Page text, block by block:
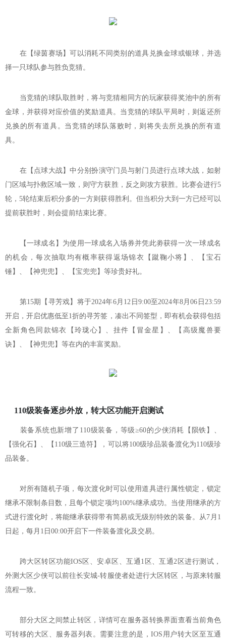
在【绿茵赛场】可以消耗不同类别的道具兑换金球或银球，并选
择一只球队参与胜负竞猜。
当竞猜的球队取胜时，将与竞猜相同方的玩家获得奖池中的所有
金球，并获得对应价值的奖励道具。当竞猜的球队平局时，则返还所
兑换的所有道具。当竞猜的球队落败时，则将失去所兑换的所有道
具。
在【点球大战】中分别扮演守门员与射门员进行点球大战，如射
门区域与扑救区域一致，则守方获胜，反之则攻方获胜。比赛会进行5
轮，5轮结束后积分多的一方则获得胜利。但当积分大到一方已经可以
提前获胜时，则会提前结束比赛。
【一球成名】为使用一球成名入场券并凭此劵获得一次一球成名
的机会，每次抽取均有概率获得返场锦衣【蹴鞠小将】、【宝石
锤】、【神兜兜】、【宝兜兜】等珍贵好礼。
第15期【寻芳戏】将于2024年6月12日9:00至2024年8月06日23:59
开启，开启优惠低至1折的寻芳签，凑出不同签型，即有机会获得包括
全新角色同款锦衣【玲珑心】、挂件【冒金星】、【高级魔兽要
诀】、【神兜兜】等在内的丰富奖励。
110级装备逐步外放，转大区功能开启测试
装备系统也新增了110级装备，等级≥60的少侠消耗【陨铁】、
【强化石】、【110级三造符】，可以将100级珍品装备渡化为110级珍
品装备。
对所有随机子项，每次渡化时可以使用道具进行属性锁定，锁定
继承不限制条目数，且每个锁定项均100%继承成功。当使用继承的方
式进行渡化时，将能继承获得带有简易或无级别特效的装备。从7月1
日起，每月1日00:00开启下一件装备渡化及交易。
跨大区转区功能IOS区、安卓区、互通1区、互通2区进行测试，
外测大区少侠可以前往长安城-转服使者处进行大区转区，与原来转服
流程一致。
部分大区之间禁止转区，详情可在服务器转换界面查看当前角色
可转移的大区、服务器列表。需要注意的是，IOS用户转大区至互通